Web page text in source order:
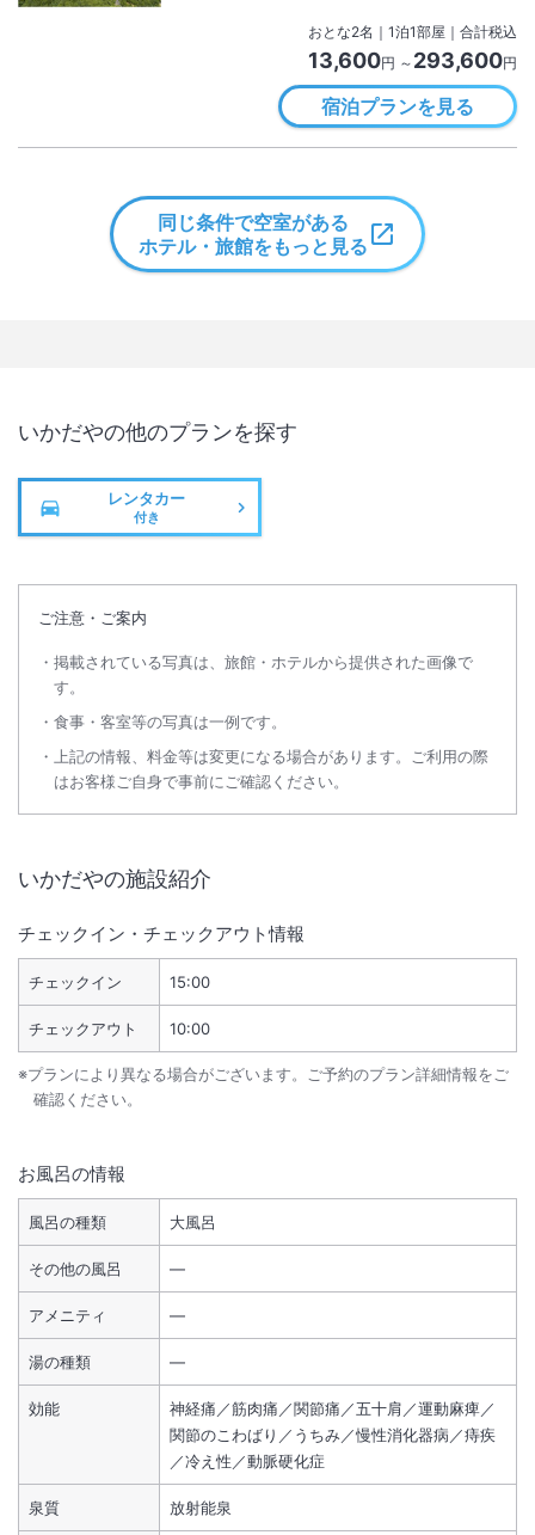
おとな2名 ｜ 1泊1部屋｜合計税込
13,600円 ～ 293,600円
宿泊プランを見る
同じ条件で空室がある
ホテル・旅館をもっと見る
いかだやの他のプランを探す
レンタカー
付き
ご注意・ご案内
掲載されている写真は、旅館・ホテルから提供された画像で
す。
食事・客室等の写真は一例です。
上記の情報、料金等は変更になる場合があります。ご利用の際
はお客様ご自身で事前にご確認ください。
いかだやの施設紹介
チェックイン・チェックアウト情報
チェックイン 15:00
チェックアウト 10:00
※プランにより異なる場合がございます。ご予約のプラン詳細情報をご
確認ください。
お風呂の情報
風呂の種類 大風呂
その他の風呂 ―
アメニティ ―
湯の種類 ―
効能
神経痛／筋肉痛／関節痛／五十肩／運動麻痺／
関節のこわばり／うちみ／慢性消化器病／痔疾
／冷え性／動脈硬化症
泉質 放射能泉